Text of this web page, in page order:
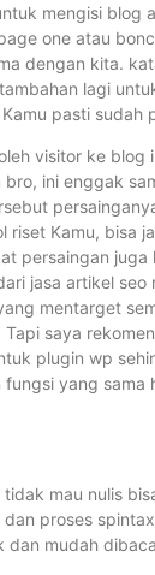
mengisi blog
one atau
dengan kita.
lagi
pasti sudah
visitor ke
ini enggak
riset Kamu, bisa
persaingan
jasa artikel
mentarget
saya
plugin wp
yang sama
mau nulis
proses
mudah